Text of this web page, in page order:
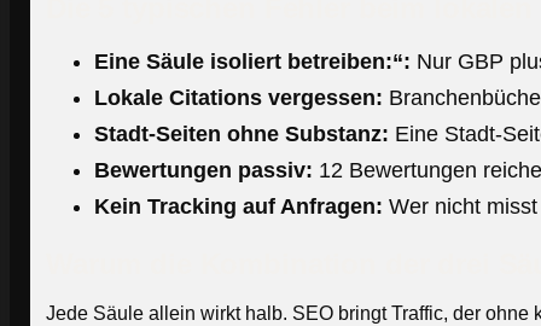
Eine Säule isoliert betreiben:“: Nur GBP
Lokale Citations vergessen:
Stadt-Seiten ohne Substanz: Eine Stadt-
Bewertungen passiv: 12 Bewertungen
Kein Tracking auf Anfragen: Wer nicht
Jede Säule allein wirkt halb. SEO bringt Traffic, der